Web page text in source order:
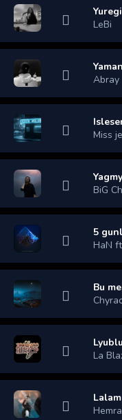
LeBi
Yaman
Abray
Miss
BiG
5
HaN
Bu
La